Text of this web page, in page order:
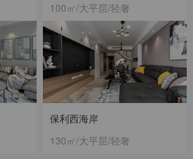
100㎡/大平层/轻奢
保利西海岸
130㎡/大平层/轻奢